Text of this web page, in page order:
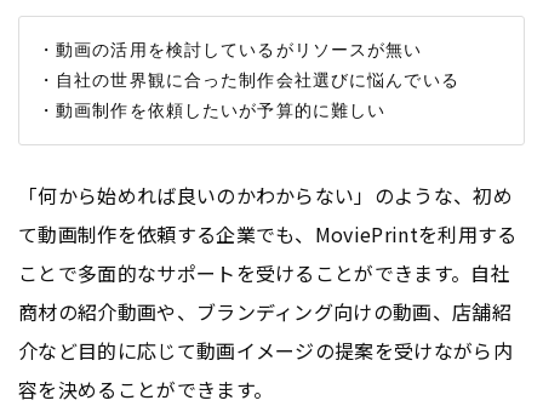
・動画の活用を検討しているがリソースが無い
・自社の世界観に合った制作会社選びに悩んでいる
「何から始めれば良いのかわからない」のような、初め
て動画制作を依頼する企業でも、MoviePrintを利用する
ことで多面的なサポートを受けることができます。自社
商材の紹介動画や、ブランディング向けの動画、店舗紹
介など目的に応じて動画イメージの提案を受けながら内
容を決めることができます。